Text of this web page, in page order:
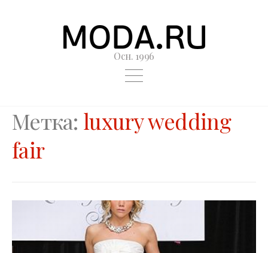
Осн. 1996
Метка: luxury wedding
fair